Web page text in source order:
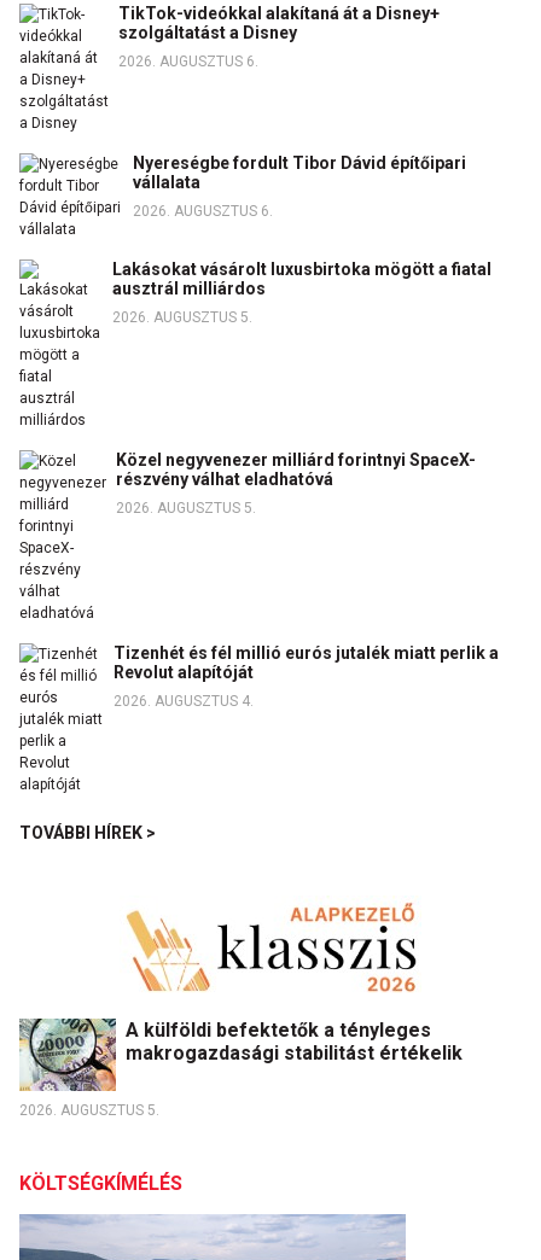
TikTok-videókkal alakítaná át a Disney+
szolgáltatást a Disney
2026. AUGUSZTUS 6.
Nyereségbe fordult Tibor Dávid építőipari
vállalata
2026. AUGUSZTUS 6.
Lakásokat vásárolt luxusbirtoka mögött a fiatal
ausztrál milliárdos
2026. AUGUSZTUS 5.
Közel negyvenezer milliárd forintnyi SpaceX-
részvény válhat eladhatóvá
2026. AUGUSZTUS 5.
Tizenhét és fél millió eurós jutalék miatt perlik a
Revolut alapítóját
2026. AUGUSZTUS 4.
TOVÁBBI HÍREK >
A külföldi befektetők a tényleges
makrogazdasági stabilitást értékelik
2026. AUGUSZTUS 5.
KÖLTSÉGKÍMÉLÉS